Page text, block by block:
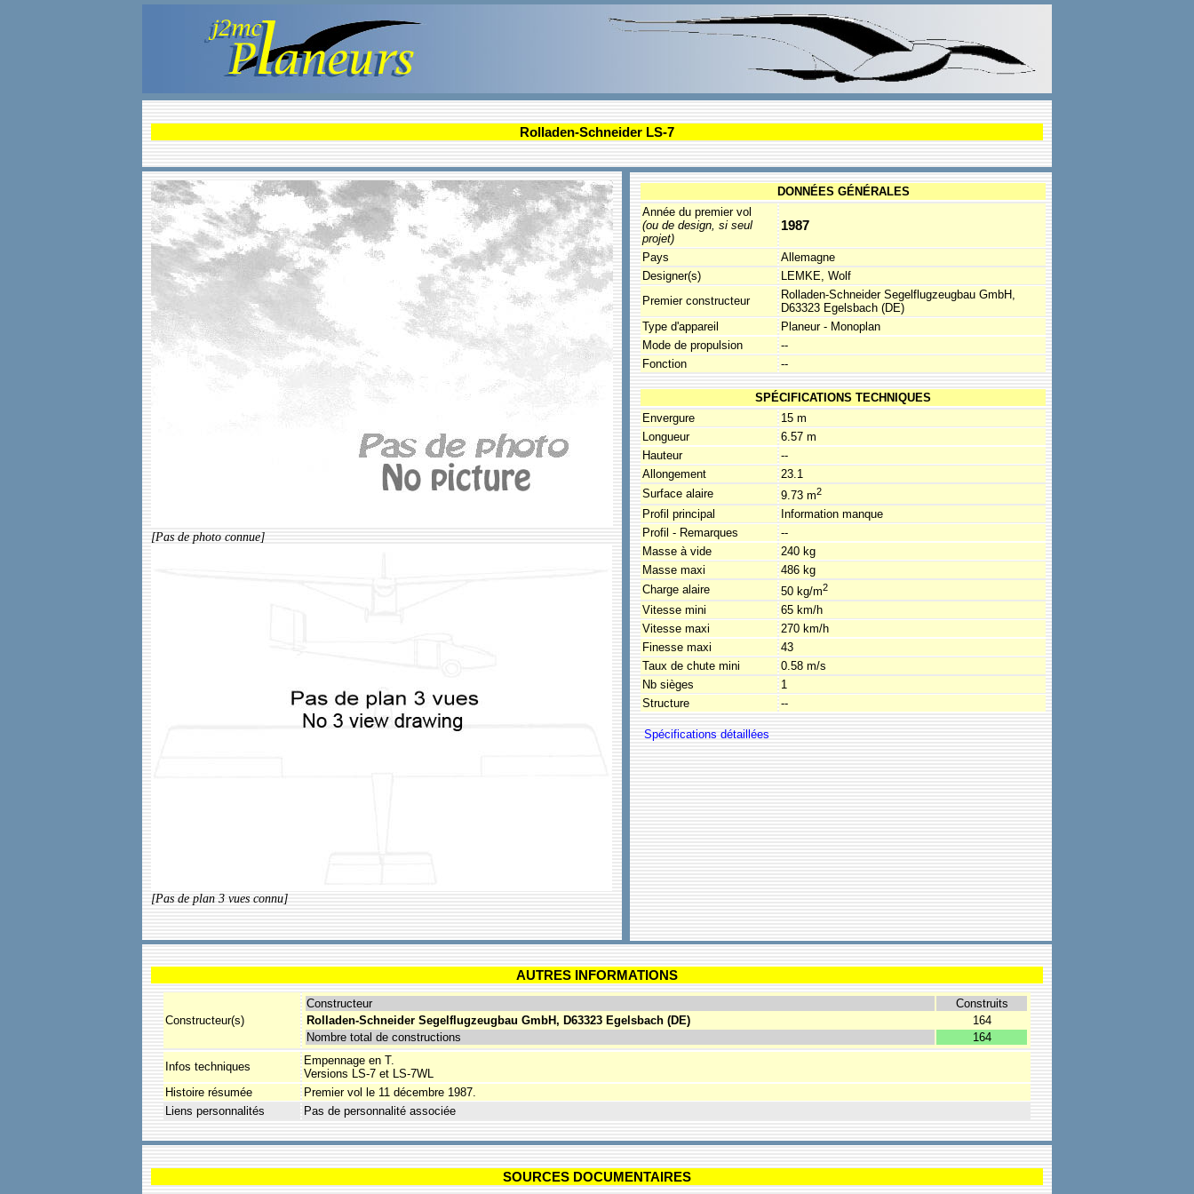
Rolladen-Schneider LS-7
DONNÉES GÉNÉRALES
Année du premier vol
(ou de design, si seul
projet)
1987
Pays
Allemagne
Designer(s)
LEMKE, Wolf
Premier constructeur
Rolladen-Schneider Segelflugzeugbau GmbH,
D63323 Egelsbach (DE)
Type d'appareil
Planeur - Monoplan
Mode de propulsion
--
Fonction
--
SPÉCIFICATIONS TECHNIQUES
Envergure
15 m
Longueur
6.57 m
Hauteur
--
Allongement
23.1
Surface alaire
9.73 m2
Profil principal
Information manque
Profil - Remarques
--
Masse à vide
240 kg
Masse maxi
486 kg
Charge alaire
50 kg/m2
Vitesse mini
65 km/h
Vitesse maxi
270 km/h
Finesse maxi
43
Taux de chute mini
0.58 m/s
Nb sièges
1
Structure
--
[Pas de photo connue]
[Pas de plan 3 vues connu]
AUTRES INFORMATIONS
Constructeur(s)
Constructeur
Construits
Rolladen-Schneider Segelflugzeugbau GmbH, D63323 Egelsbach (DE)
164
Nombre total de constructions
164
Infos techniques
Empennage en T.
Versions LS-7 et LS-7WL
Histoire résumée
Premier vol le 11 décembre 1987.
Liens personnalités
Pas de personnalité associée
SOURCES DOCUMENTAIRES